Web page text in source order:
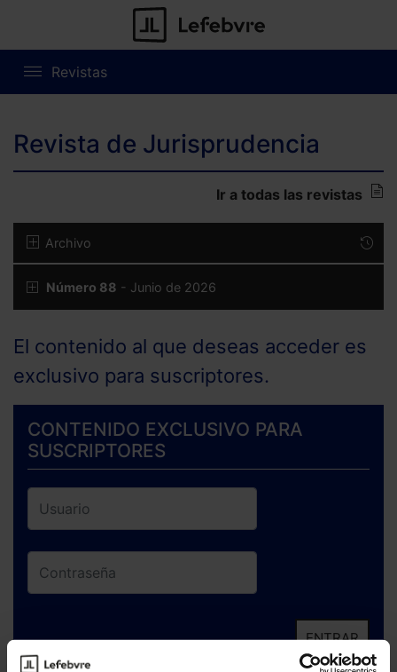
Revistas
Revista de Jurisprudencia
Ir a todas las revistas
Archivo
Número 88 - Junio de 2026
El contenido al que deseas acceder es
exclusivo para suscriptores.
CONTENIDO EXCLUSIVO PARA
SUSCRIPTORES
ENTRAR